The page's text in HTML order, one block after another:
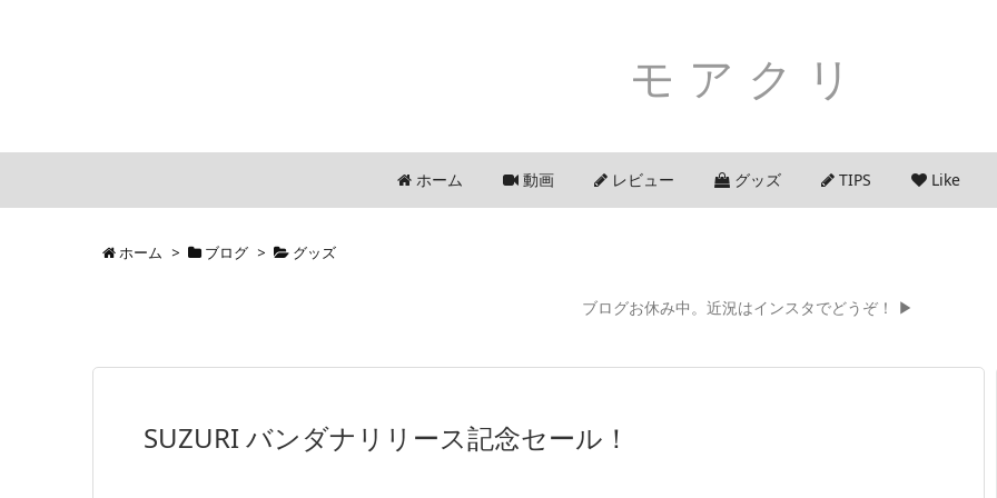
モアクリ
ホーム 動画 レビュー グッズ TIPS Like
ホーム > ブログ > グッズ
ブログお休み中。近況はインスタでどうぞ！ ▶
SUZURI バンダナリリース記念セール！